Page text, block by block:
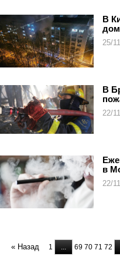
В
25/
В
22/
в
22/
« Назад 1 69 70 71 72